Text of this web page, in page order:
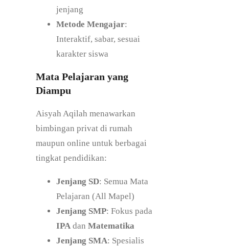
jenjang
Metode Mengajar:
Interaktif, sabar, sesuai
karakter siswa
Mata Pelajaran yang
Diampu
Aisyah Aqilah menawarkan
bimbingan privat di rumah
maupun online untuk berbagai
tingkat pendidikan:
Jenjang SD: Semua Mata
Pelajaran (All Mapel)
Jenjang SMP: Fokus pada
IPA dan Matematika
Jenjang SMA: Spesialis